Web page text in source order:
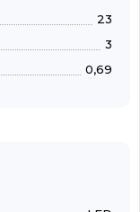
23
3
0,69